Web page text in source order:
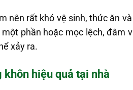
nên rất khó vệ sinh, thức ăn
phần hoặc mọc lệch, đâm
xảy ra.
hiệu quả tại nhà